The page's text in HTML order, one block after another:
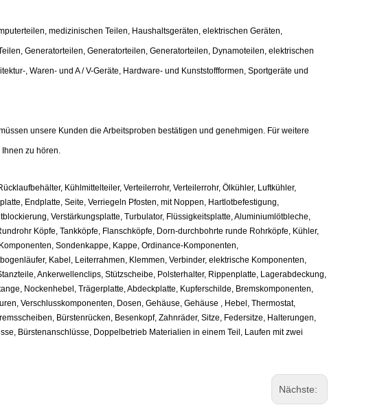
medizinischen Teilen, Haushaltsgeräten, elektrischen Geräten,
Generatorteilen, Generatorteilen, Generatorteilen, Dynamoteilen, elektrischen
, Waren- und A / V-Geräte, Hardware- und Kunststoffformen, Sportgeräte und
unsere Kunden die Arbeitsproben bestätigen und genehmigen. Für weitere
Ihnen zu hören.
Kühlmittelteiler, Verteilerrohr, Verteilerrohr, Ölkühler, Luftkühler,
Endplatte, Seite, Verriegeln Pfosten, mit Noppen, Hartlotbefestigung,
Verstärkungsplatte, Turbulator, Flüssigkeitsplatte, Aluminiumlötbleche,
Köpfe, Tankköpfe, Flanschköpfe, Dorn-durchbohrte runde Rohrköpfe, Kühler,
Sondenkappe, Kappe, Ordinance-Komponenten,
Kabel, Leiterrahmen, Klemmen, Verbinder, elektrische Komponenten,
Ankerwellenclips, Stützscheibe, Polsterhalter, Rippenplatte, Lagerabdeckung,
Nockenhebel, Trägerplatte, Abdeckplatte, Kupferschilde, Bremskomponenten,
Verschlusskomponenten, Dosen, Gehäuse, Gehäuse , Hebel, Thermostat,
Bürstenrücken, Besenkopf, Zahnräder, Sitze, Federsitze, Halterungen,
Bürstenanschlüsse, Doppelbetrieb Materialien in einem Teil, Laufen mit zwei
Nächste: